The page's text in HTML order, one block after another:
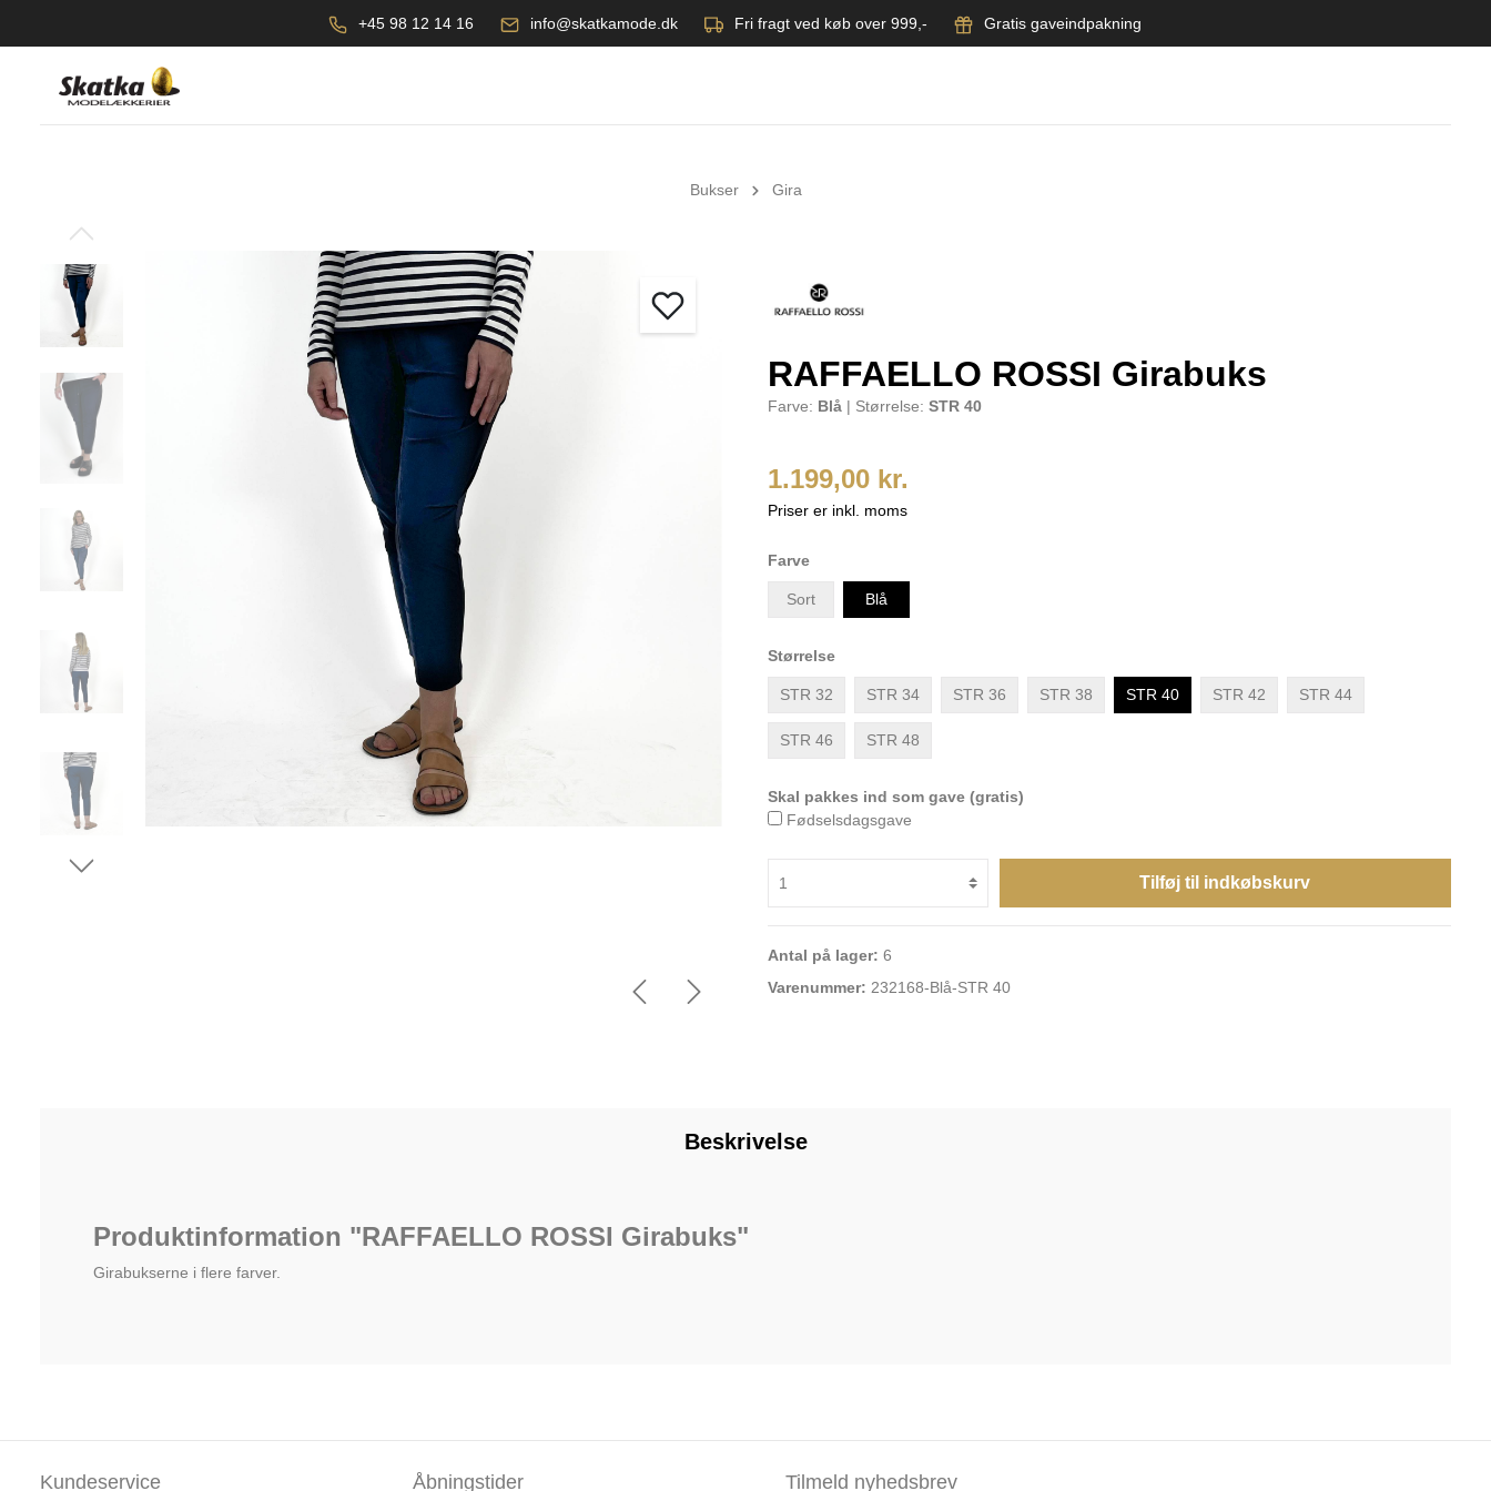
+45 98 12 14 16 info@skatkamode.dk Fri fragt ved køb over 999,- Gratis gaveindpakning
Bukser Gira
RAFFAELLO ROSSI Girabuks
Farve: Blå | Størrelse: STR 40
1.199,00 kr.
Priser er inkl. moms
Farve
Sort Blå
Størrelse
STR 32 STR 34 STR 36 STR 38 STR 40 STR 42 STR 44
STR 46 STR 48
Skal pakkes ind som gave (gratis)
Fødselsdagsgave
Tilføj til indkøbskurv
Antal på lager: 6
Varenummer: 232168-Blå-STR 40
Beskrivelse
Produktinformation "RAFFAELLO ROSSI Girabuks"
Girabukserne i flere farver.
Tilmeld nyhedsbrev
Åbningstider
Kundeservice